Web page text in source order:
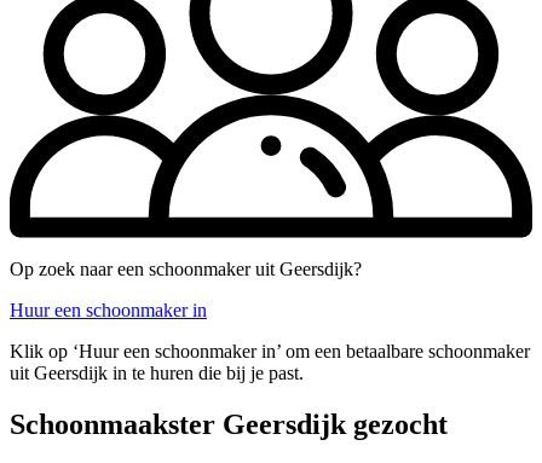
Op zoek naar een schoonmaker uit Geersdijk?
Huur een schoonmaker in
Klik op ‘Huur een schoonmaker in’ om een betaalbare schoonmaker
uit Geersdijk in te huren die bij je past.
Schoonmaakster Geersdijk gezocht